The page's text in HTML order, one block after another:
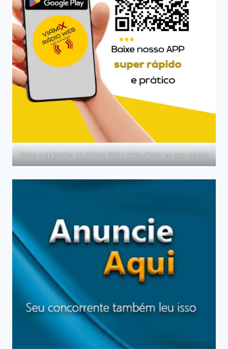
Baixe o aplicativo da Viamix Rádio Web direto no seu celular